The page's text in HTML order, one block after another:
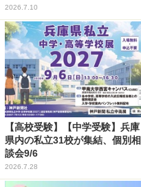
2026.7.10
【高校受験】【中学受験】兵庫
県内の私立31校が集結、個別相
談会9/6
2026.7.28